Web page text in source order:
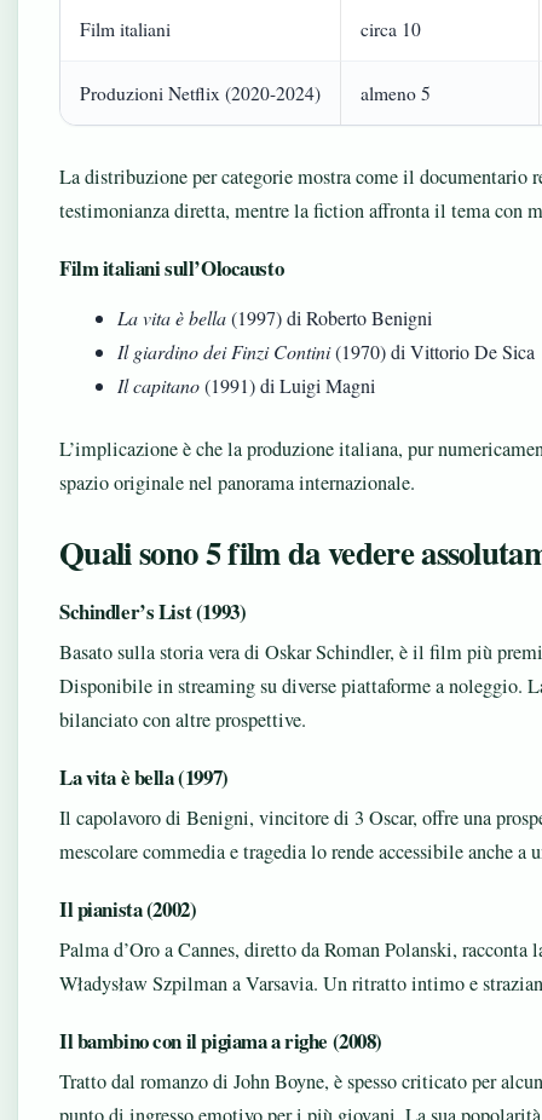
Film italiani circa 10
Produzioni Netflix (2020-2024) almeno 5
La distribuzione per categorie mostra come il documentario
testimonianza diretta, mentre la fiction affronta il tema con
Film italiani sull’Olocausto
La vita è bella(1997) di Roberto Benigni
Il giardino dei Finzi Contini(1970) di Vittorio De Sica
Il capitano(1991) di Luigi Magni
L’implicazione è che la produzione italiana, pur
spazio originale nel panorama internazionale.
Quali sono 5 film da vedere
Schindler’s List (1993)
Basato sulla storia vera di Oskar Schindler, è il film più
Disponibile in streaming su diverse piattaforme a noleggio.
bilanciato con altre prospettive.
La vita è bella (1997)
Il capolavoro di Benigni, vincitore di 3 Oscar, offre una
mescolare commedia e tragedia lo rende accessibile anche a
Il pianista (2002)
Palma d’Oro a Cannes, diretto da Roman Polanski, racconta
Władysław Szpilman a Varsavia. Un ritratto intimo e
Il bambino con il pigiama a righe (2008)
Tratto dal romanzo di John Boyne, è spesso criticato per